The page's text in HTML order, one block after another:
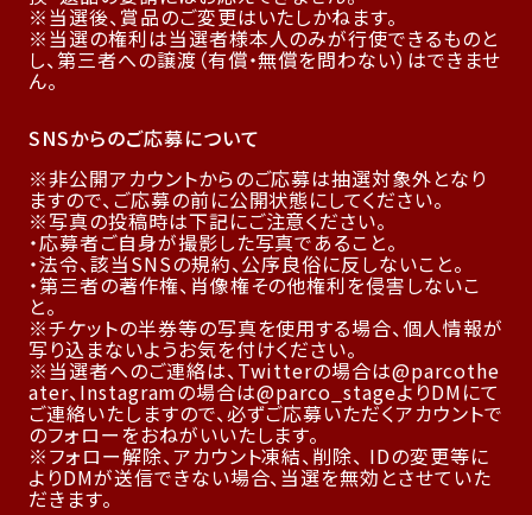
当選後、賞品のご変更はいたしかねます。
当選の権利は当選者様本人のみが行使できるものと
し、第三者への譲渡（有償・無償を問わない）はできませ
ん。
SNSからのご応募について
非公開アカウントからのご応募は抽選対象外となり
ますので、ご応募の前に公開状態にしてください。
写真の投稿時は下記にご注意ください。
・応募者ご自身が撮影した写真であること。
・法令、該当SNSの規約、公序良俗に反しないこと。
・第三者の著作権、肖像権その他権利を侵害しないこ
と。
チケットの半券等の写真を使用する場合、個人情報が
写り込まないようお気を付けください。
当選者へのご連絡は、Twitterの場合は@parcothe
ater、Instagramの場合は@parco_stageよりDMにて
ご連絡いたしますので、必ずご応募いただくアカウントで
のフォローをおねがいいたします。
フォロー解除、アカウント凍結、削除、 IDの変更等に
よりDMが送信できない場合、当選を無効とさせていた
だきます。